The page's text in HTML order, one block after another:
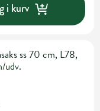
i kurv
ss 70 cm, L78,
udv.